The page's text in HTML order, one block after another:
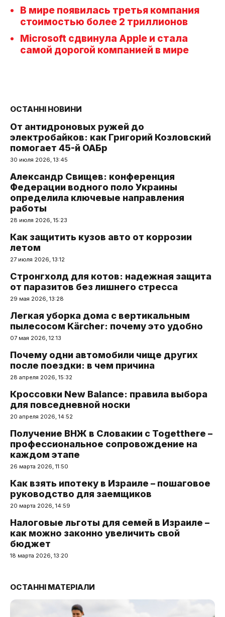
В мире появилась третья компания
стоимостью более 2 триллионов
Microsoft сдвинула Apple и стала
самой дорогой компанией в мире
ОСТАННІ НОВИНИ
От антидроновых ружей до
электробайков: как Григорий Козловский
помогает 45-й ОАБр
30 июля 2026, 13:45
Александр Свищев: конференция
Федерации водного поло Украины
определила ключевые направления
работы
28 июля 2026, 15:23
Как защитить кузов авто от коррозии
летом
27 июля 2026, 13:12
Стронгхолд для котов: надежная защита
от паразитов без лишнего стресса
29 мая 2026, 13:28
Легкая уборка дома с вертикальным
пылесосом Kärcher: почему это удобно
07 мая 2026, 12:13
Почему одни автомобили чище других
после поездки: в чем причина
28 апреля 2026, 15:32
Кроссовки New Balance: правила выбора
для повседневной носки
20 апреля 2026, 14:52
Получение ВНЖ в Словакии с Togetthere –
профессиональное сопровождение на
каждом этапе
26 марта 2026, 11:50
Как взять ипотеку в Израиле – пошаговое
руководство для заемщиков
20 марта 2026, 14:59
Налоговые льготы для семей в Израиле –
как можно законно увеличить свой
бюджет
18 марта 2026, 13:20
ОСТАННІ МАТЕРІАЛИ